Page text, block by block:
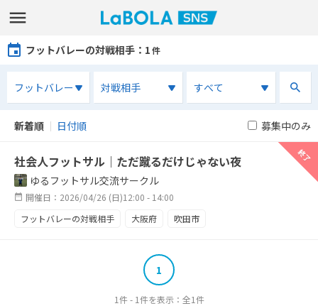
フットバレーの対戦相手 ：1件
新着順 ｜ 日付順 募集中のみ
社会人フットサル｜ただ蹴るだけじゃない夜
ゆるフットサル交流サークル
開催日：2026/04/26 (日)12:00 - 14:00
終了
フットバレーの対戦相手 大阪府
吹田市
1
1件 - 1件を表示：全1件